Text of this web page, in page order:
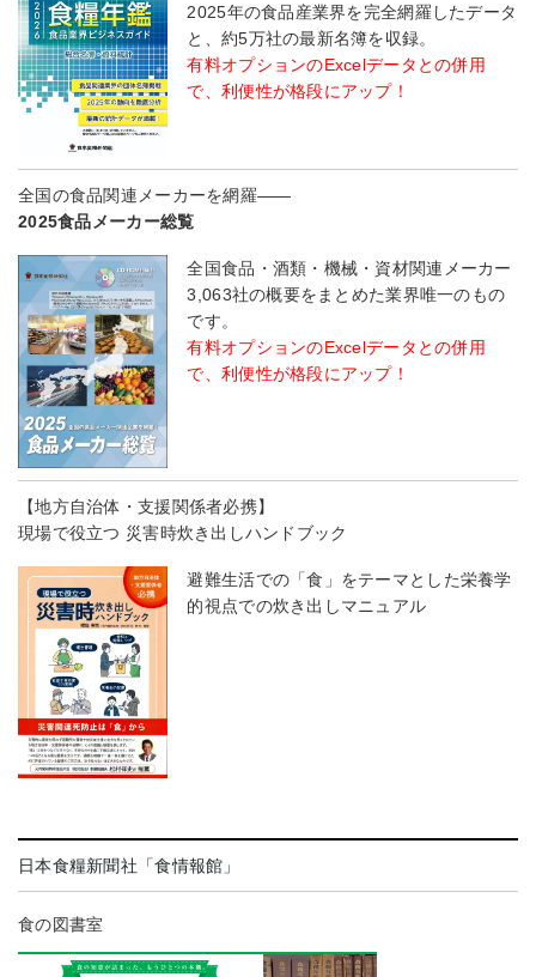
2025年の食品産業界を完全網羅したデータ
と、約5万社の最新名簿を収録。
有料オプションのExcelデータとの併用
で、利便性が格段にアップ！
全国の食品関連メーカーを網羅――
2025食品メーカー総覧
全国食品・酒類・機械・資材関連メーカー
3,063社の概要をまとめた業界唯一のもの
です。
有料オプションのExcelデータとの併用
で、利便性が格段にアップ！
【地方自治体・支援関係者必携】
現場で役立つ 災害時炊き出しハンドブック
避難生活での「食」をテーマとした栄養学
的視点での炊き出しマニュアル
日本食糧新聞社「食情報館」
食の図書室